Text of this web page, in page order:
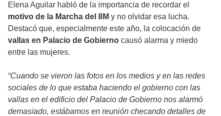
Elena Aguilar habló de la importancia de recordar el
motivo de la Marcha del 8M y no olvidar esa lucha.
Destacó que, especialmente este año, la colocación de
vallas en Palacio de Gobierno causó alarma y miedo
entre las mujeres.
“Cuando se vieron las fotos en los medios y en las redes
sociales de lo que estaba haciendo el gobierno con las
vallas en el edificio del Palacio de Gobierno nos alarmó
demasiado, estábamos en reunión checando detalles de